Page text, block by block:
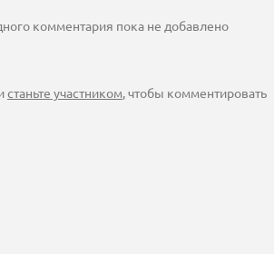
комментария пока не добавлено
станьте участником, чтобы комментировать